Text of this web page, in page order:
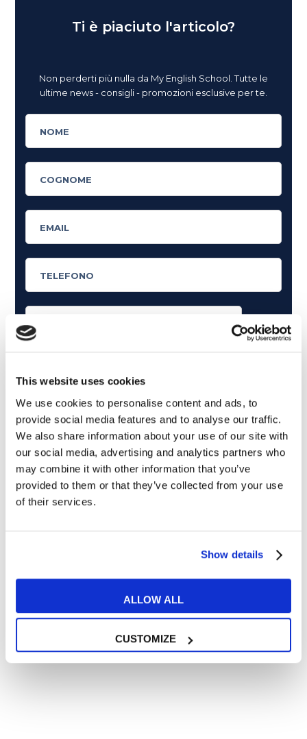
This website uses cookies
We use cookies to personalise content and ads, to
provide social media features and to analyse our traffic.
We also share information about your use of our site with
our social media, advertising and analytics partners who
may combine it with other information that you’ve
provided to them or that they’ve collected from your use
of their services.
Show details
ALLOW ALL
CUSTOMIZE
Ti è piaciuto l'articolo?
Non perderti più nulla da My English School. Tutte le
ultime news - consigli - promozioni esclusive per te.
Articoli dedicati alla grammatica inglese
Articoli dedicati a inglese nel mondo del lavoro
Articoli con tips e new sulla lingua inglese
Articoli divertenti su film e musica
In quanto di età superiore ai 16 anni, dichiaro di acconsentire
al trattamento dei miei dati personali in conformità
all’informativa privacy.
Desidero ricevere comunicazioni commerciali e promozionali